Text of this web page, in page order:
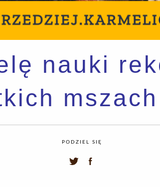
nauki
PODZIEL SIĘ